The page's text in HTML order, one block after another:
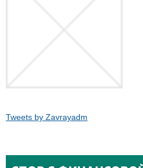
Tweets by Zavrayadm